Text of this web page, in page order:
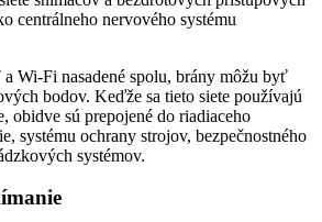
centrálneho nervového systému
Wi-Fi nasadené spolu, brány môžu byť
bodov. Keďže sa tieto siete používajú
obidve sú prepojené do riadiaceho
systému ochrany strojov, bezpečnostného
systémov.